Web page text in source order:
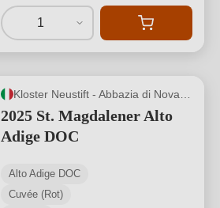
1
2025 St. Magdalener Alto
Adige DOC
Alto Adige DOC
Cuvée (Rot)